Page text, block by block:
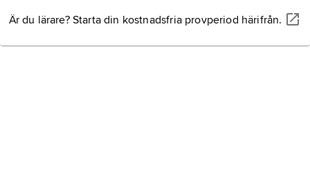
Är du lärare? Starta din kostnadsfria provperiod härifrån.